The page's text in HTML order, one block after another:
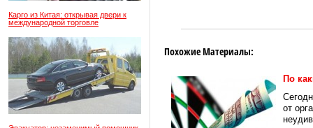
Карго из Китая: открывая двери к
международной торговле
Похожие Материалы:
По
от